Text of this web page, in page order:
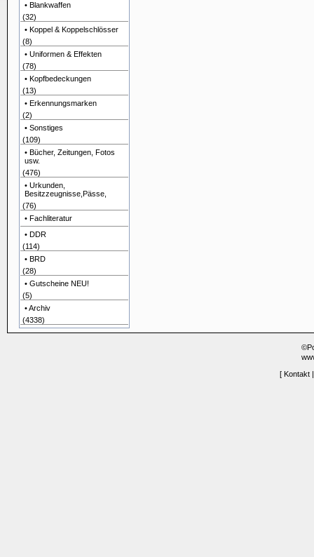
• Blankwaffen
(32)
• Koppel & Koppelschlösser
(8)
• Uniformen & Effekten
(78)
• Kopfbedeckungen
(13)
• Erkennungsmarken
(2)
• Sonstiges
(109)
• Bücher, Zeitungen, Fotos
usw.
(476)
• Urkunden,
Besitzzeugnisse,Pässe,
(76)
• Fachliteratur
• DDR
(114)
• BRD
(28)
• Gutscheine NEU!
(5)
• Archiv
(4338)
[ Kontakt